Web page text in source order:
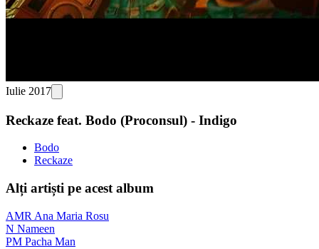
Iulie 2017
Reckaze feat. Bodo (Proconsul) - Indigo
Bodo
Reckaze
Alți artiști pe acest album
AMR Ana Maria Rosu
N Nameen
PM Pacha Man